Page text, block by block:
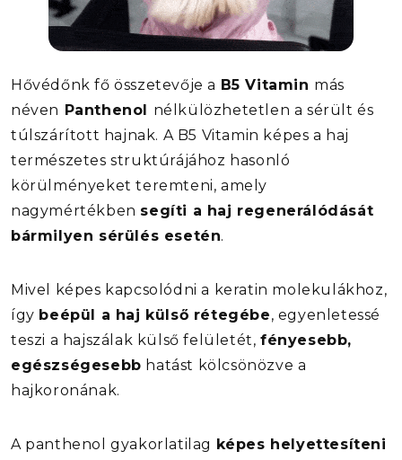
Hővédőnk fő összetevője a B5 Vitamin más
néven Panthenol nélkülözhetetlen a sérült és
túlszárított hajnak. A B5 Vitamin képes a haj
természetes struktúrájához hasonló
körülményeket teremteni, amely
nagymértékben segíti a haj regenerálódását
bármilyen sérülés esetén.
Mivel képes kapcsolódni a keratin molekulákhoz,
így beépül a haj külső rétegébe, egyenletessé
teszi a hajszálak külső felületét, fényesebb,
egészségesebb hatást kölcsönözve a
hajkoronának.
A panthenol gyakorlatilag képes helyettesíteni